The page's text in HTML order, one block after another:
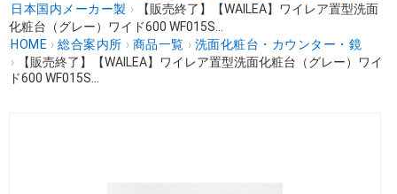
日本国内メーカー製 ›
【販売終了】【WAILEA】ワイレア置型洗面
化粧台（グレー）ワイド600 WF015S...
HOME › 総合案内所 › 商品一覧 › 洗面化粧台・カウンター・鏡
›
【販売終了】【WAILEA】ワイレア置型洗面化粧台（グレー）ワイ
ド600 WF015S...